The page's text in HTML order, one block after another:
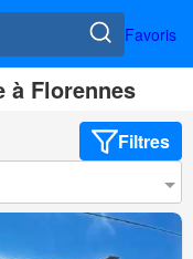
Favoris
à Florennes
Filtres